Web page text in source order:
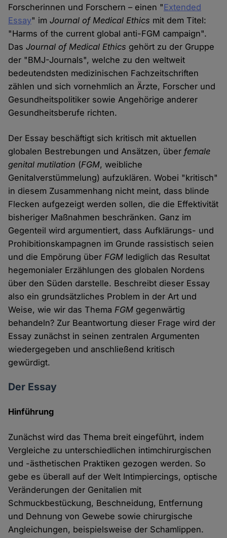
Forscherinnen und Forschern – einen "Extended
Essay" imJournal of Medical Ethics mit dem Titel:
"Harms of the current global anti-FGM campaign".
DasJournal of Medical Ethics gehört zu der Gruppe
der "BMJ-Journals", welche zu den weltweit
bedeutendsten medizinischen Fachzeitschriften
zählen und sich vornehmlich an Ärzte, Forscher und
Gesundheitspolitiker sowie Angehörige anderer
Gesundheitsberufe richten.
Der Essay beschäftigt sich kritisch mit aktuellen
globalen Bestrebungen und Ansätzen, über female
genital mutilation (FGM, weibliche
Genitalverstümmelung) aufzuklären. Wobei "kritisch"
in diesem Zusammenhang nicht meint, dass blinde
Flecken aufgezeigt werden sollen, die die Effektivität
bisheriger Maßnahmen beschränken. Ganz im
Gegenteil wird argumentiert, dass Aufklärungs- und
Prohibitionskampagnen im Grunde rassistisch seien
und die Empörung überFGM lediglich das Resultat
hegemonialer Erzählungen des globalen Nordens
über den Süden darstelle. Beschreibt dieser Essay
also ein grundsätzliches Problem in der Art und
Weise, wie wir das ThemaFGM gegenwärtig
behandeln? Zur Beantwortung dieser Frage wird der
Essay zunächst in seinen zentralen Argumenten
wiedergegeben und anschließend kritisch
gewürdigt.
Der Essay
Hinführung
Zunächst wird das Thema breit eingeführt, indem
Vergleiche zu unterschiedlichen intimchirurgischen
und -ästhetischen Praktiken gezogen werden. So
gebe es überall auf der Welt Intimpiercings, optische
Veränderungen der Genitalien mit
Schmuckbestückung, Beschneidung, Entfernung
und Dehnung von Gewebe sowie chirurgische
Angleichungen, beispielsweise der Schamlippen.